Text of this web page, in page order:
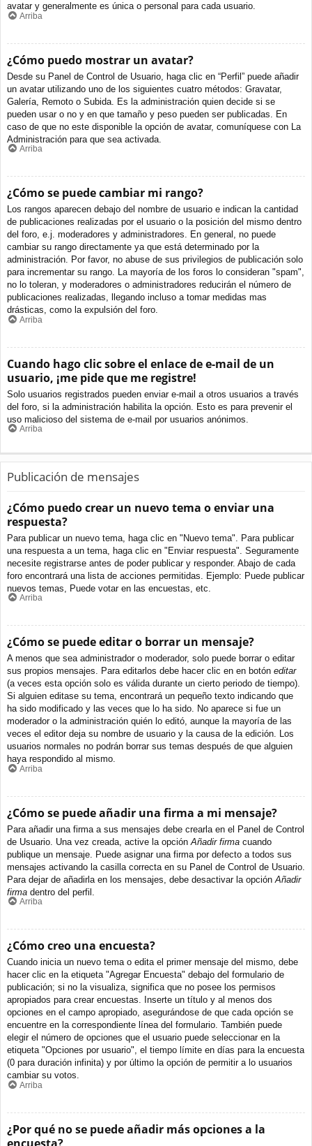
avatar y generalmente es única o personal para cada usuario.
Arriba
¿Cómo puedo mostrar un avatar?
Desde su Panel de Control de Usuario, haga clic en “Perfil” puede añadir
un avatar utilizando uno de los siguientes cuatro métodos: Gravatar,
Galería, Remoto o Subida. Es la administración quien decide si se
pueden usar o no y en que tamaño y peso pueden ser publicadas. En
caso de que no este disponible la opción de avatar, comuníquese con La
Administración para que sea activada.
Arriba
¿Cómo se puede cambiar mi rango?
Los rangos aparecen debajo del nombre de usuario e indican la cantidad
de publicaciones realizadas por el usuario o la posición del mismo dentro
del foro, e.j. moderadores y administradores. En general, no puede
cambiar su rango directamente ya que está determinado por la
administración. Por favor, no abuse de sus privilegios de publicación solo
para incrementar su rango. La mayoría de los foros lo consideran "spam",
no lo toleran, y moderadores o administradores reducirán el número de
publicaciones realizadas, llegando incluso a tomar medidas mas
drásticas, como la expulsión del foro.
Arriba
Cuando hago clic sobre el enlace de e-mail de un
usuario, ¡me pide que me registre!
Solo usuarios registrados pueden enviar e-mail a otros usuarios a través
del foro, si la administración habilita la opción. Esto es para prevenir el
uso malicioso del sistema de e-mail por usuarios anónimos.
Arriba
Publicación de mensajes
¿Cómo puedo crear un nuevo tema o enviar una
respuesta?
Para publicar un nuevo tema, haga clic en "Nuevo tema". Para publicar
una respuesta a un tema, haga clic en "Enviar respuesta". Seguramente
necesite registrarse antes de poder publicar y responder. Abajo de cada
foro encontrará una lista de acciones permitidas. Ejemplo: Puede publicar
nuevos temas, Puede votar en las encuestas, etc.
Arriba
¿Cómo se puede editar o borrar un mensaje?
A menos que sea administrador o moderador, solo puede borrar o editar
sus propios mensajes. Para editarlos debe hacer clic en en botón editar
(a veces esta opción solo es válida durante un cierto periodo de tiempo).
Si alguien editase su tema, encontrará un pequeño texto indicando que
ha sido modificado y las veces que lo ha sido. No aparece si fue un
moderador o la administración quién lo editó, aunque la mayoría de las
veces el editor deja su nombre de usuario y la causa de la edición. Los
usuarios normales no podrán borrar sus temas después de que alguien
haya respondido al mismo.
Arriba
¿Cómo se puede añadir una firma a mi mensaje?
Para añadir una firma a sus mensajes debe crearla en el Panel de Control
de Usuario. Una vez creada, active la opción Añadir firma cuando
publique un mensaje. Puede asignar una firma por defecto a todos sus
mensajes activando la casilla correcta en su Panel de Control de Usuario.
Para dejar de añadirla en los mensajes, debe desactivar la opción Añadir
firma dentro del perfil.
Arriba
¿Cómo creo una encuesta?
Cuando inicia un nuevo tema o edita el primer mensaje del mismo, debe
hacer clic en la etiqueta "Agregar Encuesta" debajo del formulario de
publicación; si no la visualiza, significa que no posee los permisos
apropiados para crear encuestas. Inserte un título y al menos dos
opciones en el campo apropiado, asegurándose de que cada opción se
encuentre en la correspondiente línea del formulario. También puede
elegir el número de opciones que el usuario puede seleccionar en la
etiqueta "Opciones por usuario", el tiempo límite en días para la encuesta
(0 para duración infinita) y por último la opción de permitir a lo usuarios
cambiar su votos.
Arriba
¿Por qué no se puede añadir más opciones a la